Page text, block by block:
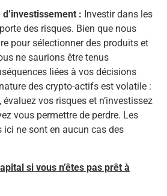
: Investir dans les
des risques. Bien que nous
pour sélectionner des produits et
ne saurions être tenus
liées à vos décisions
des crypto-actifs est volatile :
vos risques et n’investissez
vous permettre de perdre. Les
ne sont en aucun cas des
si vous n’êtes pas prêt à